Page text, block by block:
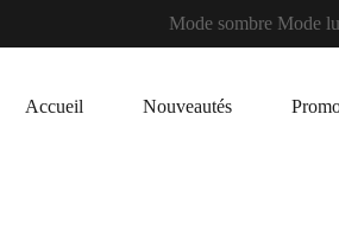
Mode sombre Mode
Accueil Nouveautés